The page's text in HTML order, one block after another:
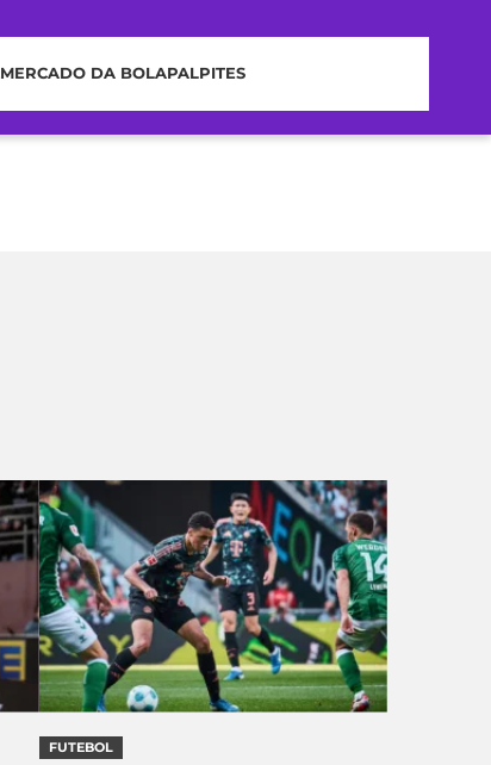
MERCADO DA BOLAPALPITES
FUTEBOL